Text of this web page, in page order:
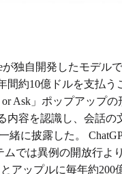
独自開発したモデル
間約10億ドルを支払
Ask」ポップアップの
内容を認識し、会話
に披露した。
では異例の開放行より
アップルに毎年約200